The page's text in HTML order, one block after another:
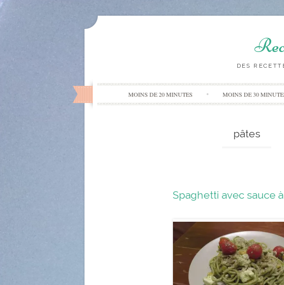
DES
MOINS DE 20 MINUTES MOINS DE 30
pâtes
Spaghetti avec sauce à